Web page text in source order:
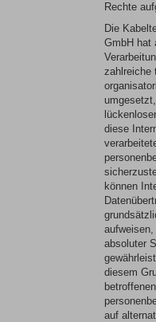
Rechte
Die
GmbH hat
zahlreiche
diese
können
absoluter
diesem
auf